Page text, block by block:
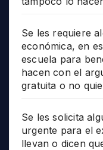
Se les requiere
económica, en
escuela para
hacen con el
gratuita o no
Se les solicita
urgente para el
llevan o dicen